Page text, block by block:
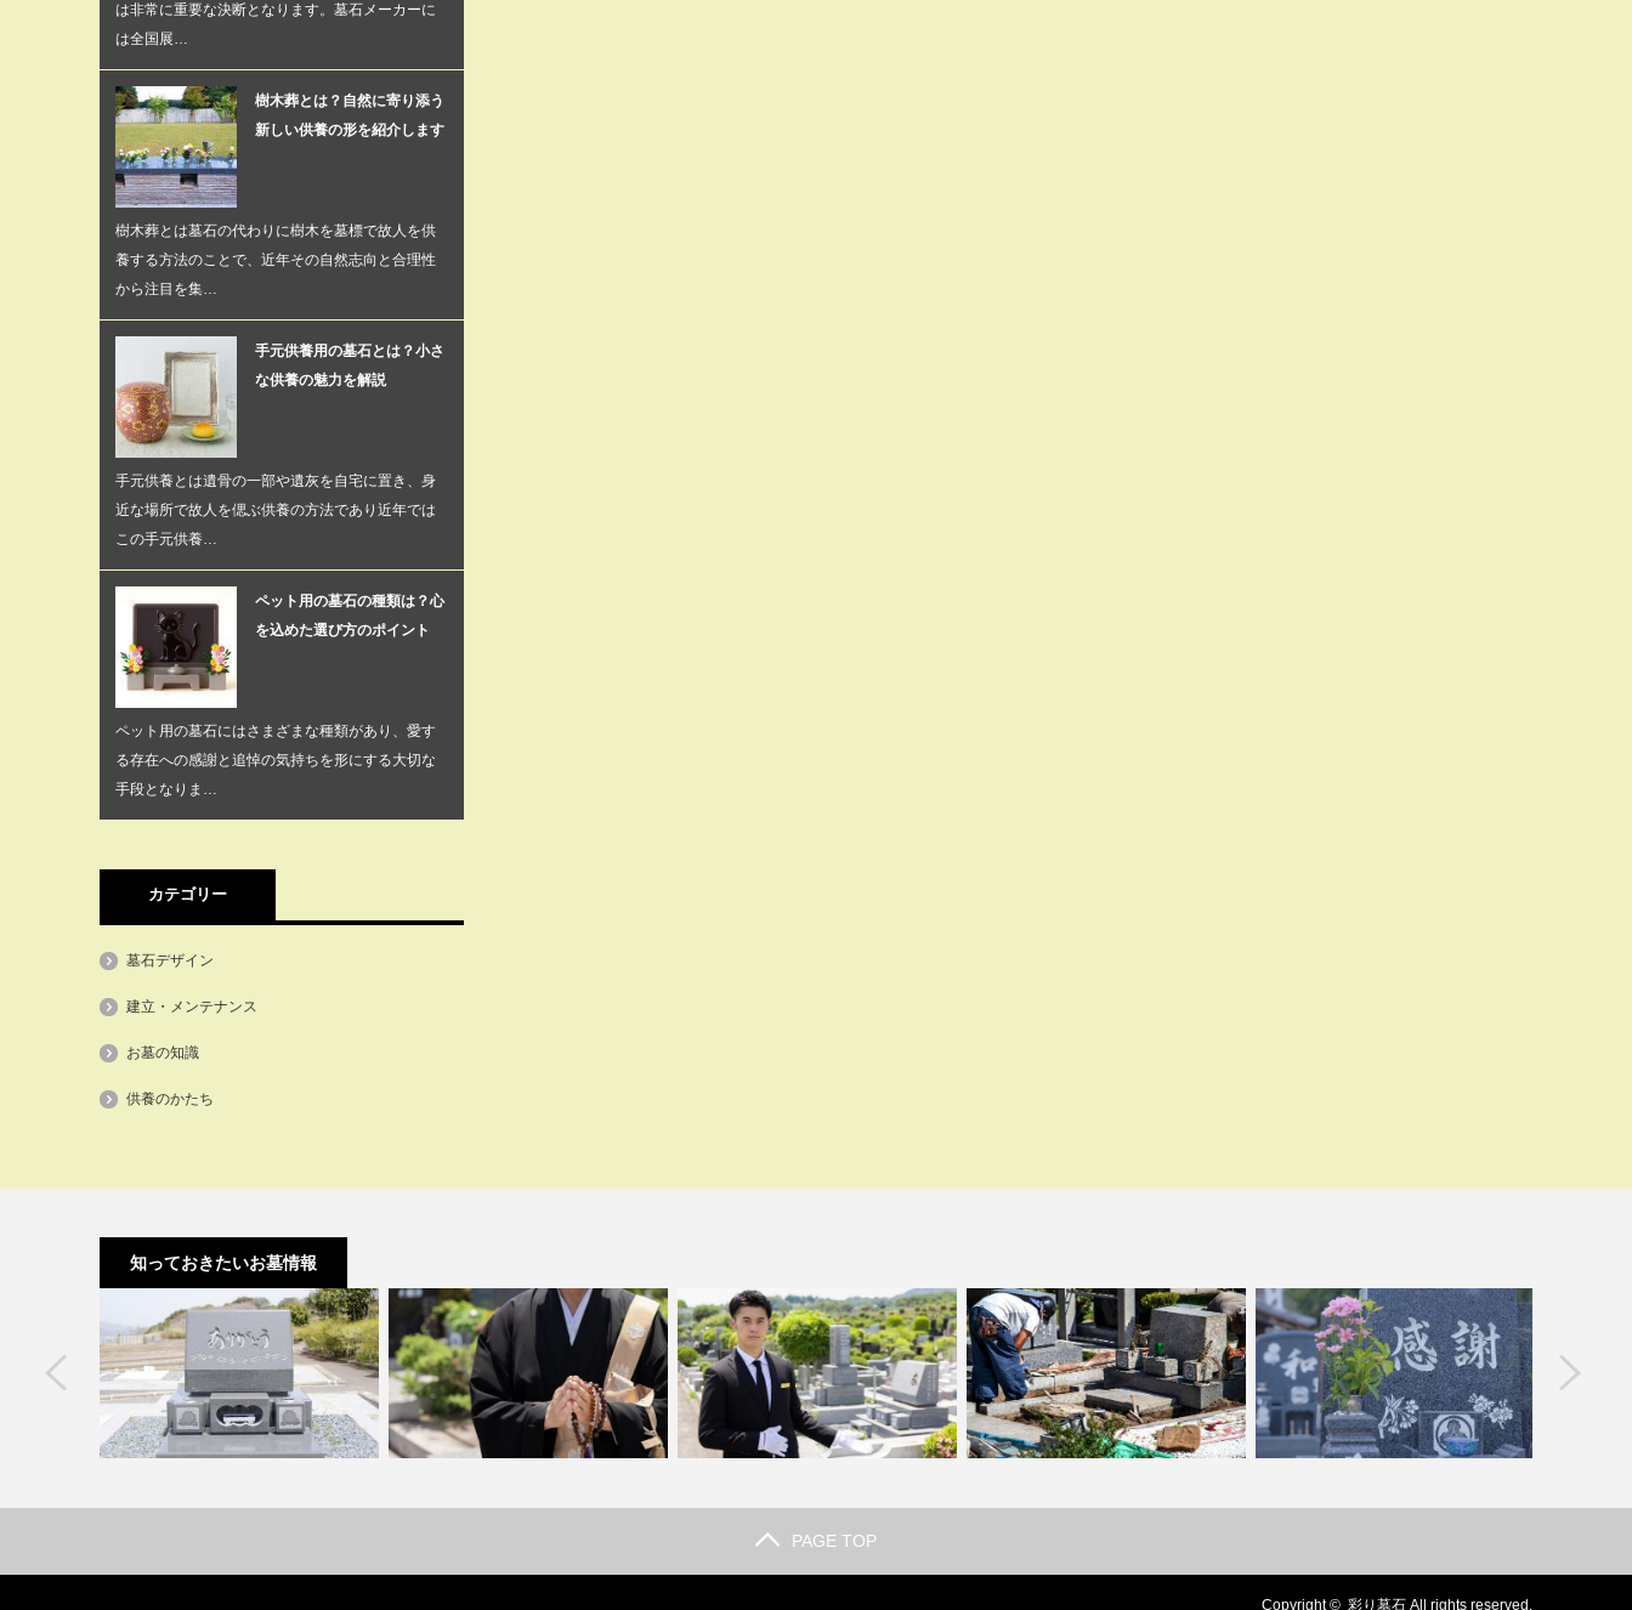
は非常に重要な決断となります。墓石メーカーに
は全国展…
樹木葬とは？自然に寄り添う
新しい供養の形を紹介します
樹木葬とは墓石の代わりに樹木を墓標で故人を供
養する方法のことで、近年その自然志向と合理性
から注目を集…
手元供養用の墓石とは？小さ
な供養の魅力を解説
手元供養とは遺骨の一部や遺灰を自宅に置き、身
近な場所で故人を偲ぶ供養の方法であり近年では
この手元供養…
ペット用の墓石の種類は？心
を込めた選び方のポイント
ペット用の墓石にはさまざまな種類があり、愛す
る存在への感謝と追悼の気持ちを形にする大切な
手段となりま…
カテゴリー
墓石デザイン
建立・メンテナンス
お墓の知識
供養のかたち
知っておきたいお墓情報
ア3選｜思
墓石の色で印象は変わる？人気の色と
夫婦墓とは？その特徴と選ばれる理由
墓石の見積もり比較アドバイス！必ず
墓石の正しいメンテナンス方法は？定
デザイン墓石の彫刻アイデア3選｜思
い出や願いを表現する方…
墓石の色
PAGE TOP
Copyright © 彩り墓石 All rights reserved.